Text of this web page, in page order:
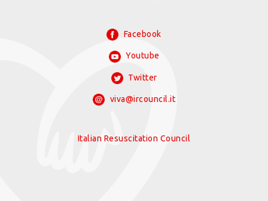
Facebook
Youtube
Twitter
viva@ircouncil.it
Italian Resuscitation Council